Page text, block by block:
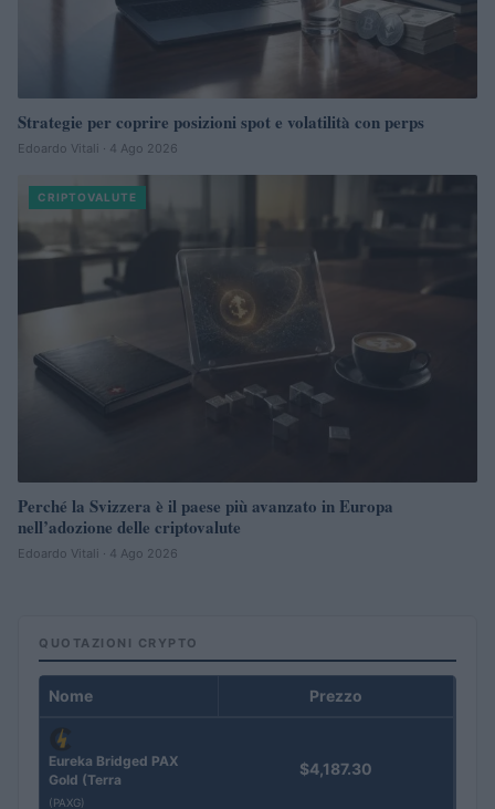
Strategie per coprire posizioni spot e volatilità con perps
Edoardo Vitali · 4 Ago 2026
CRIPTOVALUTE
Perché la Svizzera è il paese più avanzato in Europa
nell’adozione delle criptovalute
Edoardo Vitali · 4 Ago 2026
QUOTAZIONI CRYPTO
Nome Prezzo
Eureka Bridged PAX
Gold (Terra
(PAXG)
$4,187.30